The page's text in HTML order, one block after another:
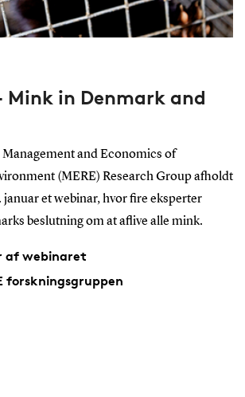
Mink in Denmark and
and Economics of
(MERE) Research Group afholdt
januar et webinar, hvor fire eksperter
beslutning om at aflive alle mink.
af webinaret
forskningsgruppen